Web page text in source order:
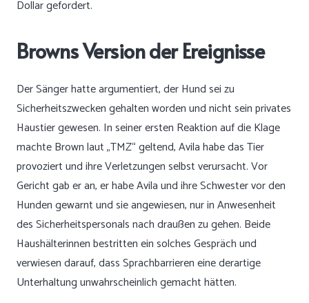
Dollar gefordert.
Browns Version der Ereignisse
Der Sänger hatte argumentiert, der Hund sei zu
Sicherheitszwecken gehalten worden und nicht sein privates
Haustier gewesen. In seiner ersten Reaktion auf die Klage
machte Brown laut „TMZ“ geltend, Avila habe das Tier
provoziert und ihre Verletzungen selbst verursacht. Vor
Gericht gab er an, er habe Avila und ihre Schwester vor den
Hunden gewarnt und sie angewiesen, nur in Anwesenheit
des Sicherheitspersonals nach draußen zu gehen. Beide
Haushälterinnen bestritten ein solches Gespräch und
verwiesen darauf, dass Sprachbarrieren eine derartige
Unterhaltung unwahrscheinlich gemacht hätten.